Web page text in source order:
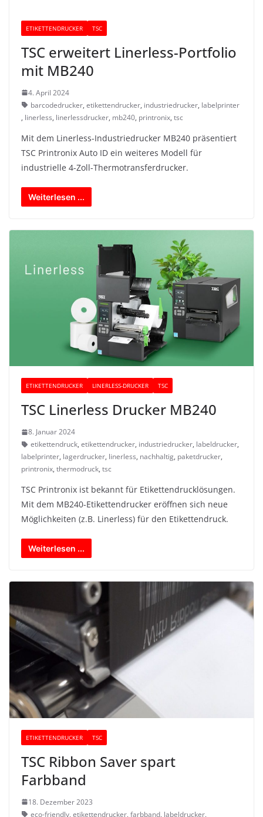
ETIKETTENDRUCKER TSC
TSC erweitert Linerless-Portfolio
mit MB240
4. April 2024
barcodedrucker, etikettendrucker, industriedrucker, labelprinter
, linerless, linerlessdrucker, mb240, printronix, tsc
Mit dem Linerless-Industriedrucker MB240 präsentiert
TSC Printronix Auto ID ein weiteres Modell für
industrielle 4-Zoll-Thermotransferdrucker.
Weiterlesen ...
ETIKETTENDRUCKER LINERLESS-DRUCKER TSC
TSC Linerless Drucker MB240
8. Januar 2024
etikettendruck, etikettendrucker, industriedrucker, labeldrucker,
labelprinter, lagerdrucker, linerless, nachhaltig, paketdrucker,
printronix, thermodruck, tsc
TSC Printronix ist bekannt für Etikettendrucklösungen.
Mit dem MB240-Etikettendrucker eröffnen sich neue
Möglichkeiten (z.B. Linerless) für den Etikettendruck.
Weiterlesen ...
ETIKETTENDRUCKER TSC
TSC Ribbon Saver spart
Farbband
18. Dezember 2023
eco-friendly, etikettendrucker, farbband, labeldrucker,